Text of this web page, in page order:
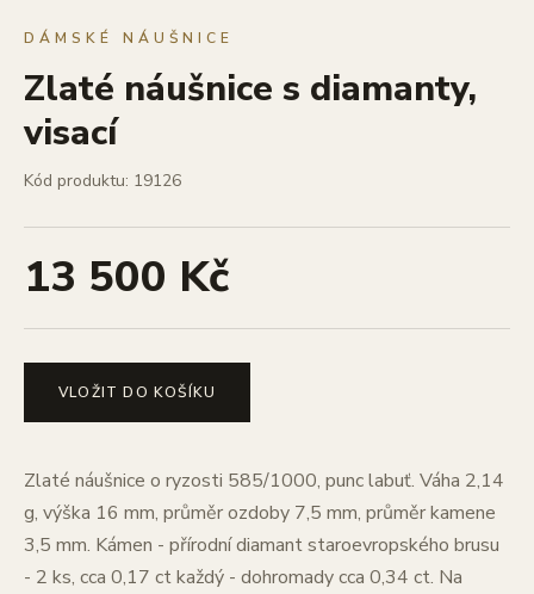
DÁMSKÉ NÁUŠNICE
Zlaté náušnice s diamanty,
visací
Kód produktu: 19126
13 500 Kč
VLOŽIT DO KOŠÍKU
Zlaté náušnice o ryzosti 585/1000, punc labuť. Váha 2,14
g, výška 16 mm, průměr ozdoby 7,5 mm, průměr kamene
3,5 mm. Kámen - přírodní diamant staroevropského brusu
- 2 ks, cca 0,17 ct každý - dohromady cca 0,34 ct. Na